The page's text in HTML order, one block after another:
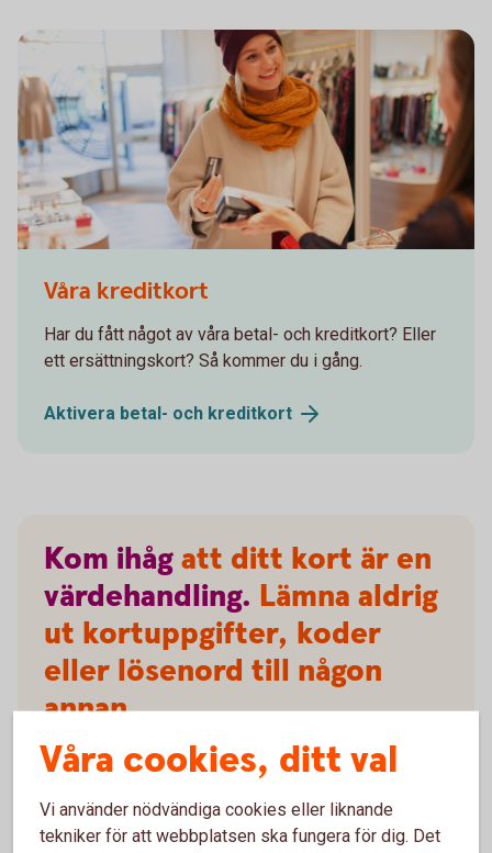
Våra kreditkort
Har du fått något av våra betal- och kreditkort? Eller
ett ersättningskort? Så kommer du i gång.
Aktivera betal- och kreditkort
Kom ihågatt ditt kort är en
värdehandling. Lämna aldrig
ut kortuppgifter, koder
eller lösenord till någon
annan.
Våra cookies, ditt val
Vi använder nödvändiga cookies eller liknande
tekniker för att webbplatsen ska fungera för dig. Det